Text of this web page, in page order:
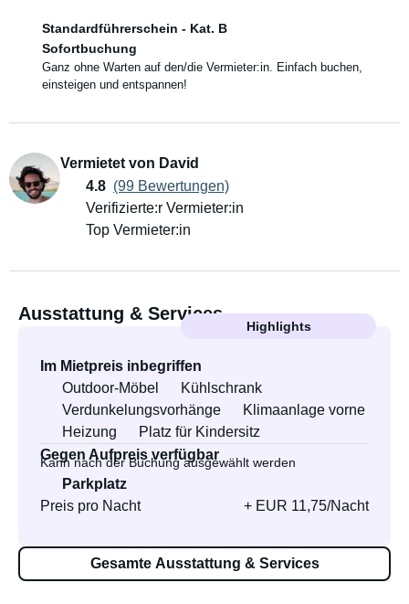
Standardführerschein - Kat. B
Sofortbuchung
Ganz ohne Warten auf den/die Vermieter:in. Einfach buchen,
einsteigen und entspannen!
Vermietet von David
4.8 (99 Bewertungen)
Verifizierte:r Vermieter:in
Top Vermieter:in
Ausstattung & Services
Highlights
Im Mietpreis inbegriffen
Outdoor-Möbel
Kühlschrank
Verdunkelungsvorhänge
Klimaanlage vorne
Heizung
Platz für Kindersitz
Gegen Aufpreis verfügbar
Kann nach der Buchung ausgewählt werden
Parkplatz
Preis pro Nacht
+ EUR 11,75/Nacht
Gesamte Ausstattung & Services